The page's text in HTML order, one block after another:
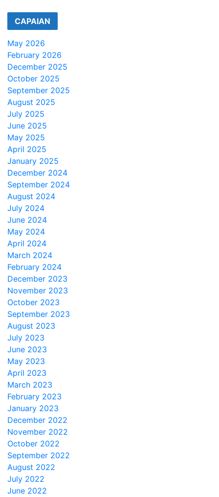
CAPAIAN
May 2026
February 2026
December 2025
October 2025
September 2025
August 2025
July 2025
June 2025
May 2025
April 2025
January 2025
December 2024
September 2024
August 2024
July 2024
June 2024
May 2024
April 2024
March 2024
February 2024
December 2023
November 2023
October 2023
September 2023
August 2023
July 2023
June 2023
May 2023
April 2023
March 2023
February 2023
January 2023
December 2022
November 2022
October 2022
September 2022
August 2022
July 2022
June 2022